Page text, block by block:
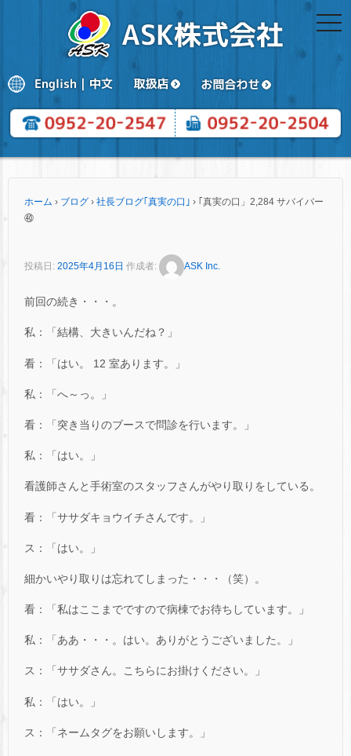
ホーム › ブログ › 社長ブログ｢真実の口｣ › ｢真実の口」2,284 サバイバー
㊵
投稿日: 2025年4月16日 作成者: ASK Inc.
前回の続き・・・。
私：「結構、大きいんだね？」
看：「はい。 12 室あります。」
私：「へ～っ。」
看：「突き当りのブースで問診を行います。」
私：「はい。」
看護師さんと手術室のスタッフさんがやり取りをしている。
看：「ササダキョウイチさんです。」
ス：「はい。」
細かいやり取りは忘れてしまった・・・（笑）。
看：「私はここまでですので病棟でお待ちしています。」
私：「ああ・・・。はい。ありがとうございました。」
ス：「ササダさん。こちらにお掛けください。」
私：「はい。」
ス：「ネームタグをお願いします。」